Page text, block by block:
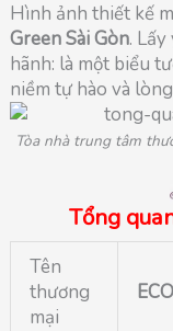
Hình ảnh thiết kế
Green Sài Gòn.
hãnh: là một biểu
niềm tự hào và
Tòa nhà trung tâm
Tổng
Tên
thương
mại